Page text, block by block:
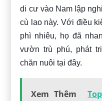
di cư vào Nam lập
cù lao này. Với điều
phì nhiêu, họ đã
vườn trù phú, phát
chăn nuôi tại đây.
Xem Thêm